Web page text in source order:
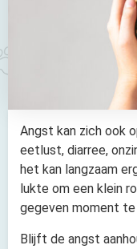
Angst kan zich ook
eetlust, diarree,
het kan langzaam
lukte om een klein
gegeven moment te
Blijft de angst